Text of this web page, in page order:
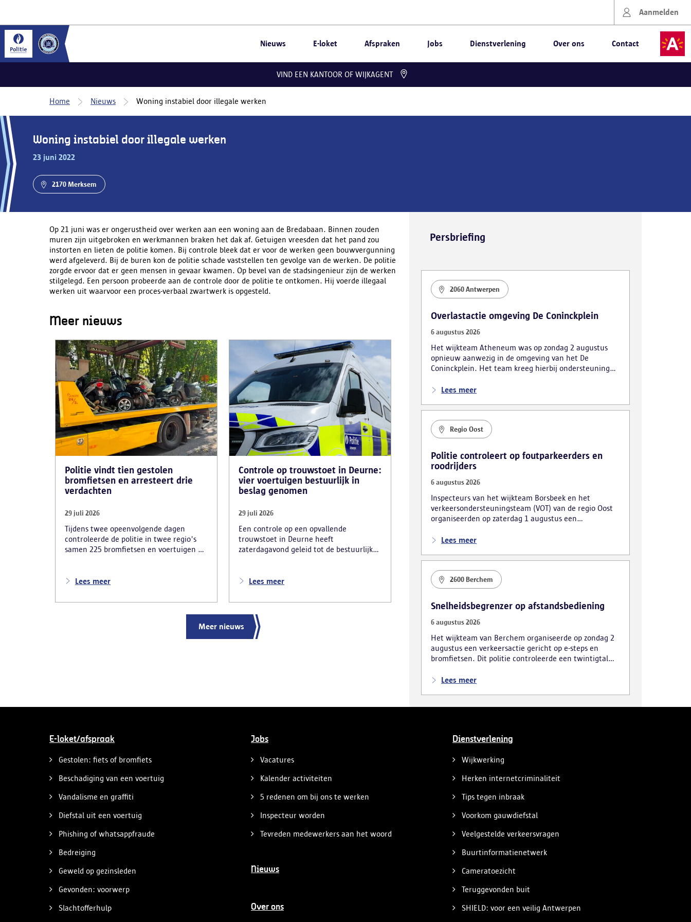
Aanmelden
Nieuws E-loket Afspraken Jobs Dienstverlening Over ons Contact
VIND EEN KANTOOR OF WIJKAGENT
Home Nieuws Woning instabiel door illegale werken
Woning instabiel door illegale werken
23 juni 2022
2170 Merksem
Op 21 juni was er ongerustheid over werken aan een woning aan de Bredabaan. Binnen zouden
muren zijn uitgebroken en werkmannen braken het dak af. Getuigen vreesden dat het pand zou
instorten en lieten de politie komen. Bij controle bleek dat er voor de werken geen bouwvergunning
werd afgeleverd. Bij de buren kon de politie schade vaststellen ten gevolge van de werken. De politie
zorgde ervoor dat er geen mensen in gevaar kwamen. Op bevel van de stadsingenieur zijn de werken
stilgelegd. Een persoon probeerde aan de controle door de politie te ontkomen. Hij voerde illegaal
werken uit waarvoor een proces-verbaal zwartwerk is opgesteld.
Meer nieuws
Politie vindt tien gestolen
bromfietsen en arresteert drie
verdachten
29 juli 2026
Tijdens twee opeenvolgende dagen
controleerde de politie in twee regio's
samen 225 bromfietsen en voertuigen en
teruggevonden en zestien voertuigen zijn
arresteerde de politie ook drie
Lees meer
Controle op trouwstoet in Deurne:
vier voertuigen bestuurlijk in
beslag genomen
29 juli 2026
Een controle op een opvallende
trouwstoet in Deurne heeft
zaterdagavond geleid tot de bestuurlijke
vaststellingen van inbreuken. De politie
melding hadden gemaakt van het
verkeershinder die dat als gevolg had.
Lees meer
Meer nieuws
Persbriefing
2060 Antwerpen
Overlastactie omgeving De Coninckplein
6 augustus 2026
Het wijkteam Atheneum was op zondag 2 augustus
opnieuw aanwezig in de omgeving van het De
Coninckplein. Het team kreeg hierbij ondersteuning
verschillende vaststellingen, waarbij ook vijf personen
Lees meer
Regio Oost
Politie controleert op foutparkeerders en
roodrijders
6 augustus 2026
Inspecteurs van het wijkteam Borsbeek en het
verkeersondersteuningsteam (VOT) van de regio Oost
organiseerden op zaterdag 1 augustus een
foutparkeerders en roodrijders.
Lees meer
2600 Berchem
Snelheidsbegrenzer op afstandsbediening
6 augustus 2026
Het wijkteam van Berchem organiseerde op zondag 2
augustus een verkeersactie gericht op e-steps en
bromfietsen. Dit politie controleerde een twintigtal
Lees meer
E-loket/afspraak
Gestolen: fiets of bromfiets
Beschadiging van een voertuig
Vandalisme en graffiti
Diefstal uit een voertuig
Phishing of whatsappfraude
Bedreiging
Geweld op gezinsleden
Gevonden: voorwerp
Slachtofferhulp
Jobs
Vacatures
Kalender activiteiten
5 redenen om bij ons te werken
Inspecteur worden
Tevreden medewerkers aan het woord
Nieuws
Over ons
Dienstverlening
Wijkwerking
Herken internetcriminaliteit
Tips tegen inbraak
Voorkom gauwdiefstal
Veelgestelde verkeersvragen
Buurtinformatienetwerk
Cameratoezicht
Teruggevonden buit
SHIELD: voor een veilig Antwerpen